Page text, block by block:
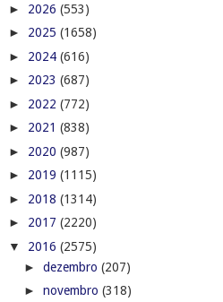
► 2026 (553)
► 2025 (1658)
► 2024 (616)
► 2023 (687)
► 2022 (772)
► 2021 (838)
► 2020 (987)
► 2019 (1115)
► 2018 (1314)
► 2017 (2220)
▼ 2016 (2575)
► dezembro (207)
► novembro (318)